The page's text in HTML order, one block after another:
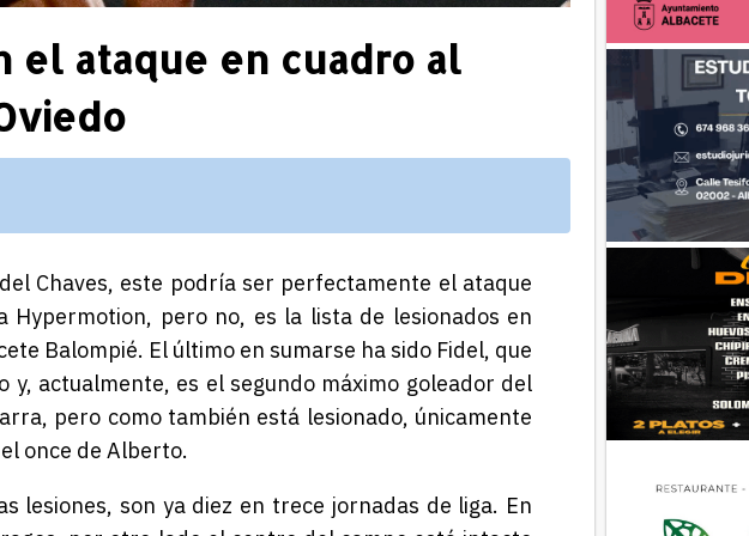
el ataque en cuadro al
Chaves, este podría ser perfectamente el ataque
Hypermotion, pero no, es la lista de lesionados en
Balompié. El último en sumarse ha sido Fidel, que
actualmente, es el segundo máximo goleador del
pero como también está lesionado, únicamente
once de Alberto.
lesiones, son ya diez en trece jornadas de liga. En